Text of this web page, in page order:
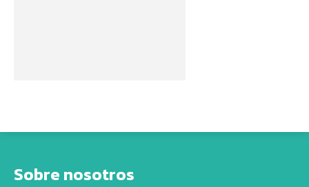
Sobre nosotros